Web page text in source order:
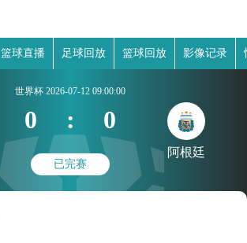
篮球直播 足球回放 篮球回放 影像记录
世界杯 2026-07-12 09:00:00
0 : 0
已完赛
阿根廷